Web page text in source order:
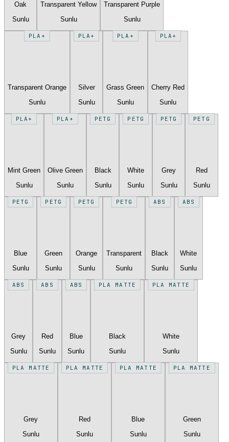
Oak
Sunlu
Transparent Yellow
Sunlu
Transparent Purple
Sunlu
PLA+
Transparent Orange
Sunlu
PLA+
Silver
Sunlu
PLA+
Grass Green
Sunlu
PLA+
Cherry Red
Sunlu
PLA+
Mint Green
Sunlu
PLA+
Olive Green
Sunlu
PETG
Black
Sunlu
PETG
White
Sunlu
PETG
Grey
Sunlu
PETG
Red
Sunlu
PETG
Blue
Sunlu
PETG
Green
Sunlu
PETG
Orange
Sunlu
PETG
Transparent
Sunlu
ABS
Black
Sunlu
ABS
White
Sunlu
ABS
Grey
Sunlu
ABS
Red
Sunlu
ABS
Blue
Sunlu
PLA MATTE
Black
Sunlu
PLA MATTE
White
Sunlu
PLA MATTE
Grey
Sunlu
PLA MATTE
Red
Sunlu
PLA MATTE
Blue
Sunlu
PLA MATTE
Green
Sunlu